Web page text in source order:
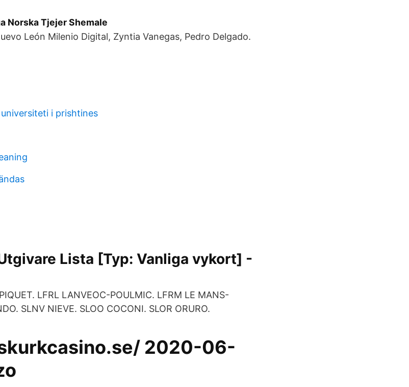
Norska Tjejer Shemale
León Milenio Digital, Zyntia Vanegas, Pedro Delgado.
i prishtines
Lista [Typ: Vanliga vykort] -
LFRL LANVEOC-POULMIC. LFRM LE MANS-
SLNV NIEVE. SLOO COCONI. SLOR ORURO.
2020-06-